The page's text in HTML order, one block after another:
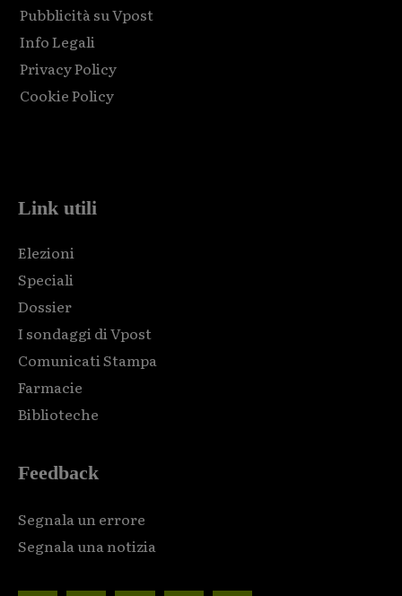
Pubblicità su Vpost
Info Legali
Privacy Policy
Cookie Policy
Link utili
Elezioni
Speciali
Dossier
I sondaggi di Vpost
Comunicati Stampa
Farmacie
Biblioteche
Feedback
Segnala un errore
Segnala una notizia